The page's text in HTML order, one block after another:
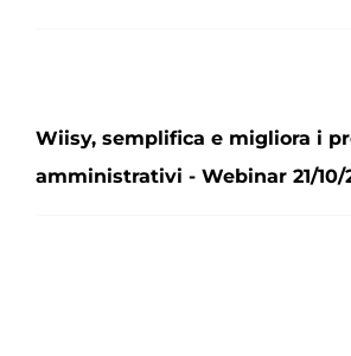
Wiisy, semplifica e migliora i
amministrativi - Webinar 21/10/